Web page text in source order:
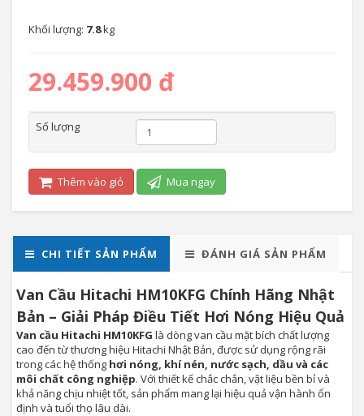
Khối lượng: 7.8kg
29.459.900 đ
Số lượng
Thêm vào giỏ Mua ngay
CHI TIẾT SẢN PHẨM ĐÁNH GIÁ SẢN PHẨM
Van Cầu Hitachi HM10KFG Chính Hãng Nhật
Bản – Giải Pháp Điều Tiết Hơi Nóng Hiệu Quả
Van cầu Hitachi HM10KFG là dòng van cầu mặt bích chất lượng
cao đến từ thương hiệu Hitachi Nhật Bản, được sử dụng rộng rãi
trong các hệ thống hơi nóng, khí nén, nước sạch, dầu và các
môi chất công nghiệp. Với thiết kế chắc chắn, vật liệu bền bỉ và
khả năng chịu nhiệt tốt, sản phẩm mang lại hiệu quả vận hành ổn
định và tuổi thọ lâu dài.